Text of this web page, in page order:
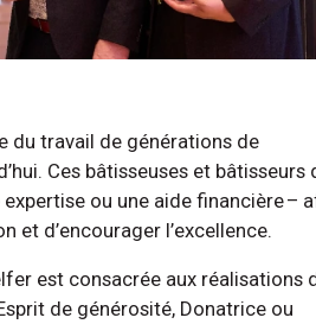
du travail de générations de
Ces bâtisseuses et bâtisseurs
ou une aide financière –
et d’encourager l’excellence.
est consacrée aux réalisations
de générosité, Donatrice ou